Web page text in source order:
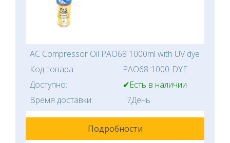
AC Compressor Oil PAO68 1000ml with UV dye
Код товара:
PAO68-1000-DYE
Доступно:
✔Есть в наличии
Время доставки:
7День
Подробности